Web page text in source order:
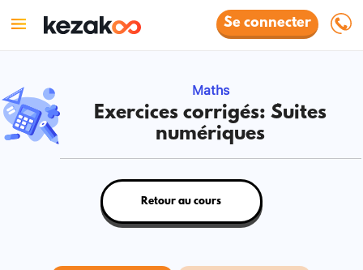
Se connecter
Maths
Exercices corrigés: Suites
numériques
Retour au cours